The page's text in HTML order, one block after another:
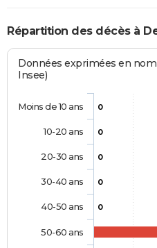
Répartition des décès à
Données exprimées en
Insee)
0
0
0
0
0
Moins de 10 ans
10-20 ans
20-30 ans
30-40 ans
40-50 ans
50-60 ans